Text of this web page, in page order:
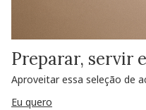
Preparar, servir
Aproveitar essa seleção de
Eu quero